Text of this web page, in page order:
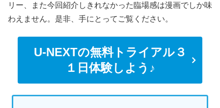
リー、また今回紹介しきれなかった臨場感は漫画でしか味
わえません。是非、手にとってご覧ください。
U-NEXTの無料トライアル３
１日体験しよう♪